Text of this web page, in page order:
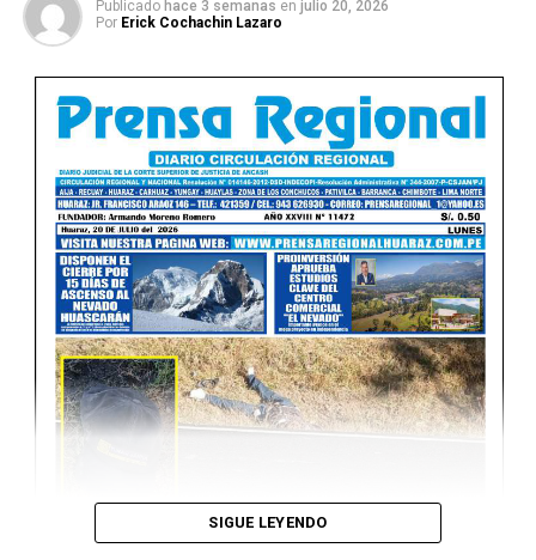
Publicado hace 3 semanas en julio 20, 2026
Por Erick Cochachin Lazaro
SIGUE LEYENDO